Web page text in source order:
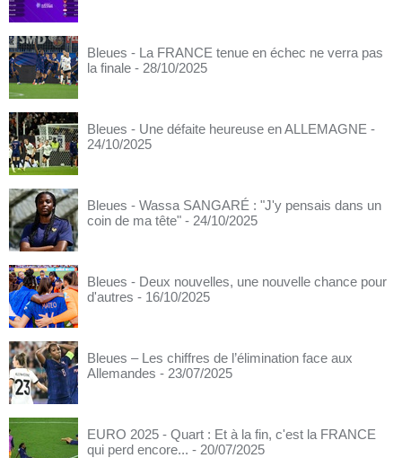
Bleues - La FRANCE tenue en échec ne verra pas
la finale - 28/10/2025
Bleues - Une défaite heureuse en ALLEMAGNE -
24/10/2025
Bleues - Wassa SANGARÉ : "J'y pensais dans un
coin de ma tête" - 24/10/2025
Bleues - Deux nouvelles, une nouvelle chance pour
d'autres - 16/10/2025
Bleues – Les chiffres de l’élimination face aux
Allemandes - 23/07/2025
EURO 2025 - Quart : Et à la fin, c'est la FRANCE
qui perd encore... - 20/07/2025